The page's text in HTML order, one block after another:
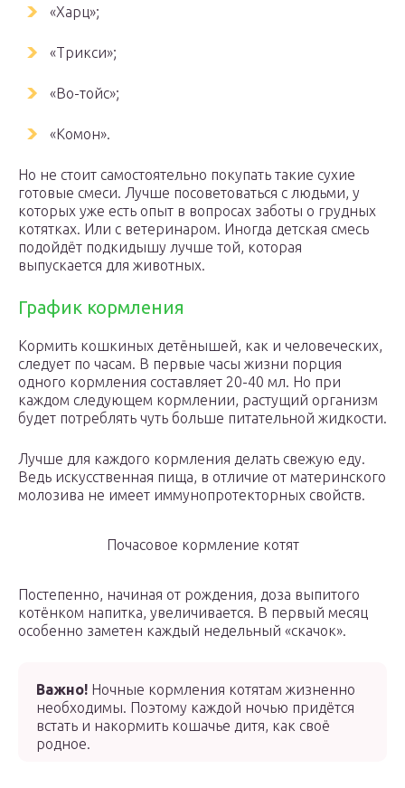
«Харц»;
«Трикси»;
«Во-тойс»;
«Комон».
Но не стоит самостоятельно покупать такие сухие
готовые смеси. Лучше посоветоваться с людьми, у
которых уже есть опыт в вопросах заботы о грудных
котятках. Или с ветеринаром. Иногда детская смесь
подойдёт подкидышу лучше той, которая
выпускается для животных.
График кормления
Кормить кошкиных детёнышей, как и человеческих,
следует по часам. В первые часы жизни порция
одного кормления составляет 20-40 мл. Но при
каждом следующем кормлении, растущий организм
будет потреблять чуть больше питательной жидкости.
Лучше для каждого кормления делать свежую еду.
Ведь искусственная пища, в отличие от материнского
молозива не имеет иммунопротекторных свойств.
Почасовое кормление котят
Постепенно, начиная от рождения, доза выпитого
котёнком напитка, увеличивается. В первый месяц
особенно заметен каждый недельный «скачок».
Важно! Ночные кормления котятам жизненно
необходимы. Поэтому каждой ночью придётся
встать и накормить кошачье дитя, как своё
родное.